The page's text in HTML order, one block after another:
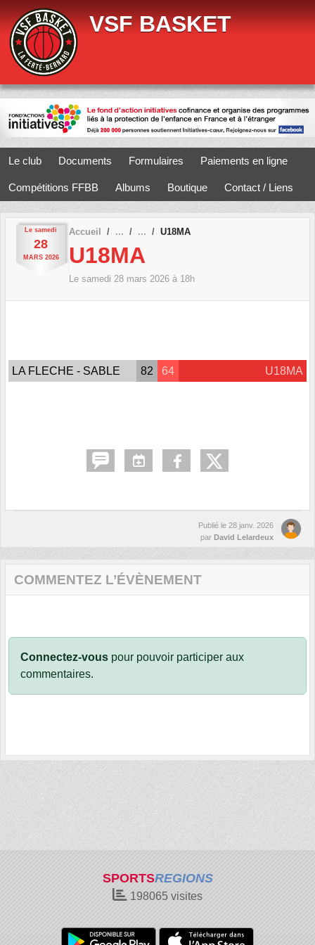
VSF BASKET
Le club Documents Formulaires Paiements en ligne
Compétitions FFBB Albums Boutique Contact / Liens
Le samedi
28
MARS 2026
Accueil U18MA
U18MA
Le samedi 28 mars 2026 à 18h
LA FLECHE - SABLE 82 64 U18MA
Publié le 28 janv. 2026
par David Lelardeux
COMMENTEZ L’ÉVÈNEMENT
Connectez-vous pour pouvoir participer aux
commentaires.
SPORTSREGIONS
198065 visites
Panneau de gestion des cookies